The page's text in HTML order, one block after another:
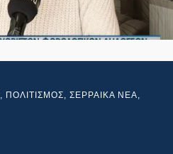
, ΠΟΛΙΤΙΣΜΟΣ, ΣΕΡΡΑΙΚΑ ΝΕΑ,